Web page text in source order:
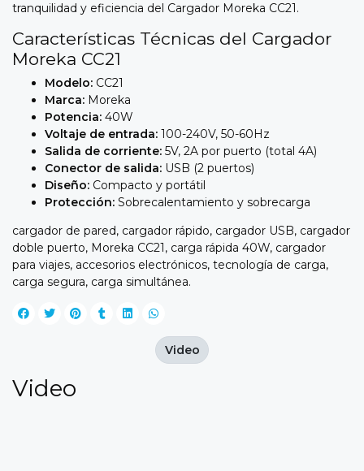
tranquilidad y eficiencia del Cargador Moreka CC21.
Características Técnicas del Cargador
Moreka CC21
Modelo: CC21
Marca: Moreka
Potencia: 40W
Voltaje de entrada: 100-240V, 50-60Hz
Salida de corriente: 5V, 2A por puerto (total 4A)
Conector de salida: USB (2 puertos)
Diseño: Compacto y portátil
Protección: Sobrecalentamiento y sobrecarga
cargador de pared, cargador rápido, cargador USB, cargador
doble puerto, Moreka CC21, carga rápida 40W, cargador
para viajes, accesorios electrónicos, tecnología de carga,
carga segura, carga simultánea.
Video
Video